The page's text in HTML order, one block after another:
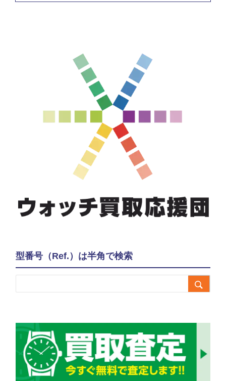
型番号（Ref.）は半角で検索
